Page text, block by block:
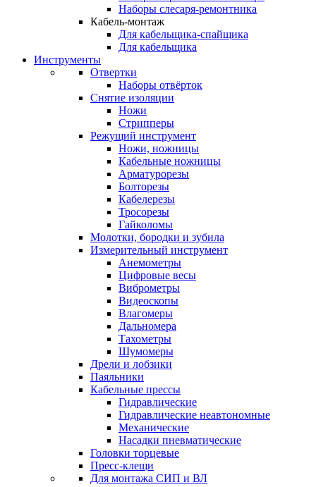
Наборы слесаря-ремонтника
Кабель-монтаж
Для кабельщика-спайщика
Для кабельщика
Инструменты
Отвертки
Наборы отвёрток
Снятие изоляции
Ножи
Стрипперы
Режущий инструмент
Ножи, ножницы
Кабельные ножницы
Арматурорезы
Болторезы
Кабелерезы
Тросорезы
Гайколомы
Молотки, бородки и зубила
Измерительный инструмент
Анемометры
Цифровые весы
Виброметры
Видеоскопы
Влагомеры
Дальномера
Тахометры
Шумомеры
Дрели и лобзики
Паяльники
Кабельные прессы
Гидравлические
Гидравлические неавтономные
Механические
Насадки пневматические
Головки торцевые
Пресс-клещи
Для монтажа СИП и ВЛ